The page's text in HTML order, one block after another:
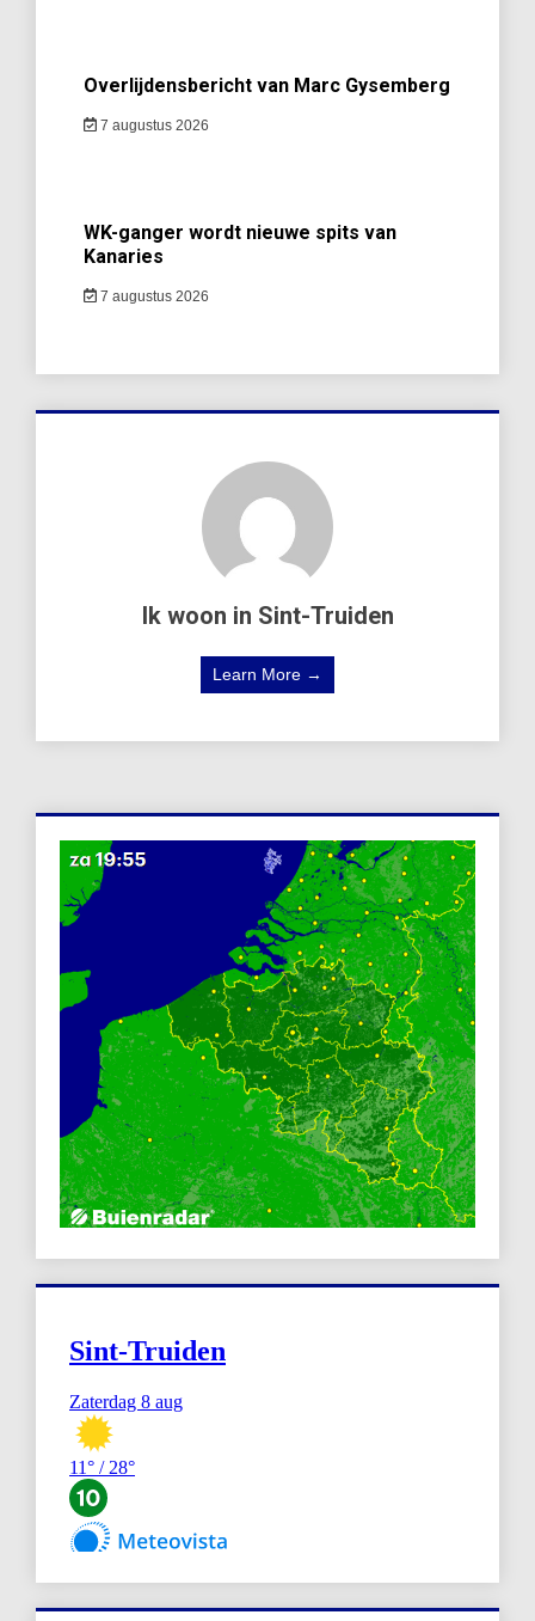
Overlijdensbericht van Marc Gysemberg
7 augustus 2026
WK-ganger wordt nieuwe spits van
Kanaries
7 augustus 2026
Ik woon in Sint-Truiden
Learn More →